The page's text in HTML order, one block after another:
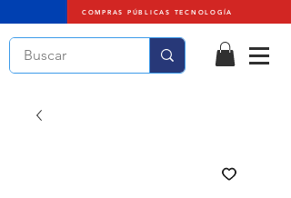
COMPRAS PÚBLICAS TECNOLOGÍA